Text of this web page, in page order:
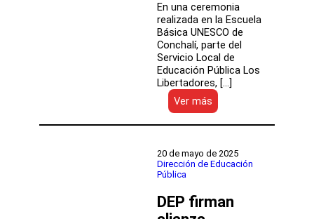
En una ceremonia
realizada en la Escuela
Básica UNESCO de
Conchalí, parte del
Servicio Local de
Educación Pública Los
Libertadores, […]
Ver más
Cuenta
Pública
DEP
destaca
acompañamiento
20 de mayo de 2025
Dirección de Educación
Pública
DEP firman